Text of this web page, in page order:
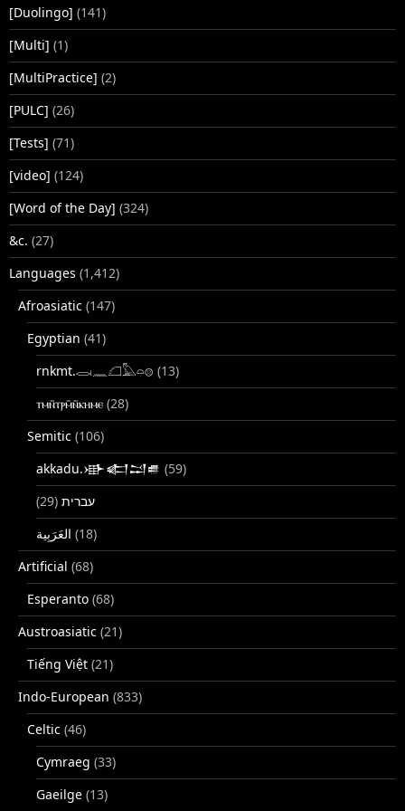
[Duolingo] (141)
[Multi] (1)
[MultiPractice] (2)
[PULC] (26)
[Tests] (71)
[video] (124)
[Word of the Day] (324)
&c. (27)
Languages (1,412)
Afroasiatic (147)
Egyptian (41)
rnkmt.𓂋𓏺𓈖𓆎𓅓𓏏𓊖 (13)
ⲧⲙⲛ̄ⲧⲣⲙ̄ⲛ̄ⲕⲏⲙⲉ (28)
Semitic (106)
akkadu.𒀝𒅗𒁺𒌑 (59)
עברית (29)
(18)
Artificial (68)
Esperanto (68)
Austroasiatic (21)
Tiếng Việt (21)
Indo-European (833)
Celtic (46)
Cymraeg (33)
Gaeilge (13)